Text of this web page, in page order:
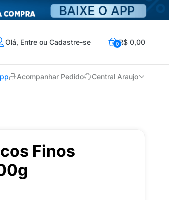
Olá, Entre ou Cadastre-se 0R$ 0,00
Acompanhar Pedido Central Araujo
Finos